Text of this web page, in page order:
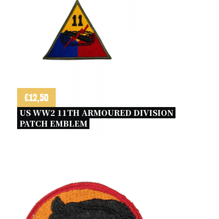
€12,50
US WW2 11TH ARMOURED DIVISION
PATCH EMBLEM